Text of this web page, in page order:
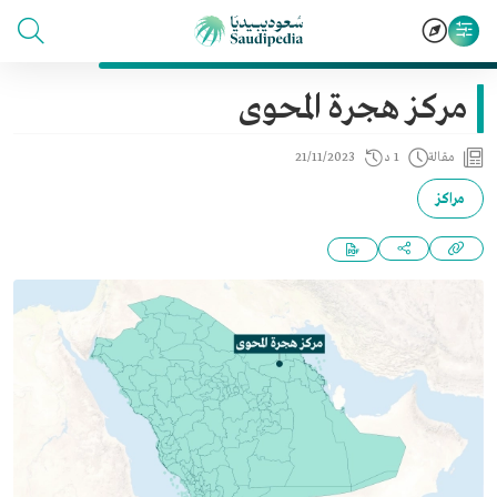
مركز هجرة المحوى
مقالة 1 د 21/11/2023
مراكز